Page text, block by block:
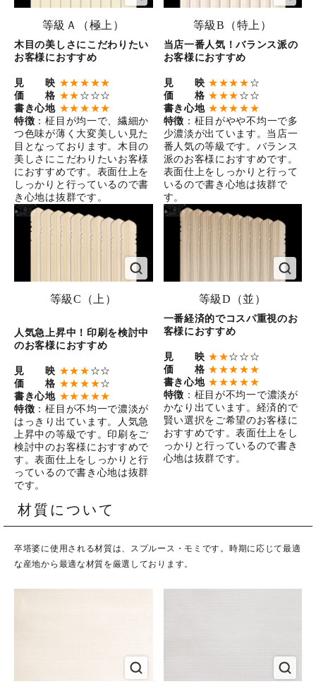
等級Ａ（極上）
木目の美しさにこだわりたい
お客様におすすめ
見 映 ★★★★★
価 格 ★★ ☆☆☆
書き心地 ★★★★★
特徴 ：柾目が均一で、繊細か
つ色味が薄く大変美しい見た
目となっております。木目の
美しさにこだわりたいお客様
におすすめです。表面仕上を
しっかりと行っているので書
き心地は抜群です。
等級B（特上）
当店一番人気！バランス派の
お客様におすすめ
見 映 ★★★★ ☆
価 格 ★★★ ☆☆
書き心地 ★★★★★
特徴 ：柾目がやや不均一で多
少濃淡が出ています。当店一
番人気の等級です。バランス
派のお客様におすすめです。
表面仕上をしっかりと行って
いるので書き心地は抜群で
す。
等級C（上）
人気急上昇中！印刷を検討中
のお客様におすすめ
見 映 ★★★ ☆☆
価 格 ★★★★☆
書き心地 ★★★★★
特徴 ：柾目が不均一で濃淡が
はっきり出ています。人気急
上昇中の等級です。印刷をご
検討中のお客様におすすめで
す。表面仕上をしっかりと行
っているので書き心地は抜群
です。
等級D（並）
一番経済的でコスパ重視のお
客様におすすめ
見 映 ★★☆☆☆
価 格 ★★★★★
書き心地 ★★★★★
特徴 ：柾目が不均一で濃淡が
かなり出ています。経済的で
賢い選択をご希望のお客様に
おすすめです。表面仕上をし
っかりと行っているので書き
心地は抜群です。
材質について
卒塔婆に使用される材質は、スプルース・モミです。時期に応じて最適
な産地から最適な材質を厳選しております。